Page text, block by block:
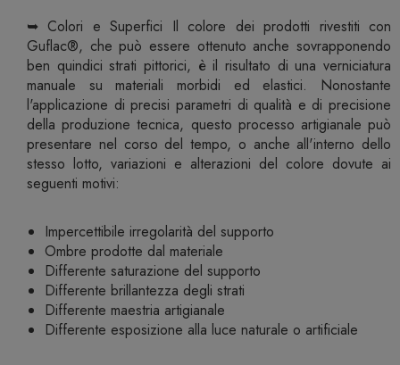
➥ Colori e Superfici Il colore dei prodotti rivestiti con
Guflac®, che può essere ottenuto anche sovrapponendo
ben quindici strati pittorici, è il risultato di una verniciatura
manuale su materiali morbidi ed elastici. Nonostante
l'applicazione di precisi parametri di qualità e di precisione
della produzione tecnica, questo processo artigianale può
presentare nel corso del tempo, o anche all'interno dello
stesso lotto, variazioni e alterazioni del colore dovute ai
seguenti motivi:
Impercettibile irregolarità del supporto
Ombre prodotte dal materiale
Differente saturazione del supporto
Differente brillantezza degli strati
Differente maestria artigianale
Differente esposizione alla luce naturale o artificiale